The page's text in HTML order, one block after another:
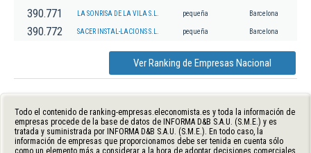
390.771 LA SONRISA DE LA VILA S.L. pequeña Barcelona
390.772 SACER INSTAL-LACIONS S.L. pequeña Barcelona
Ver Ranking de Empresas Nacional
Todo el contenido de ranking-empresas.eleconomista.es y toda la información de
empresas procede de la base de datos de INFORMA D&B S.A.U. (S.M.E.) y es
tratada y suministrada por INFORMA D&B S.A.U. (S.M.E.). En todo caso, la
información de empresas que proporcionamos debe ser tenida en cuenta sólo
como un elemento más a considerar a la hora de adoptar decisiones comerciales